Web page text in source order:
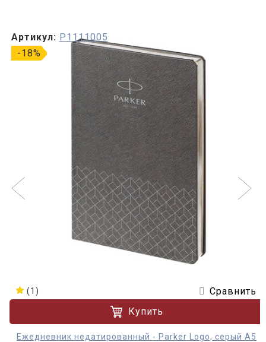
-18%
Артикул: P1111005
(1)
Сравнить
Купить
Ежедневник недатированный - Parker Logo, серый А5